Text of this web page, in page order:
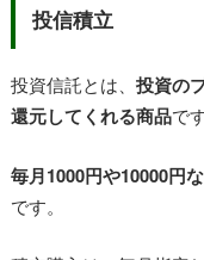
投信積立
投資信託とは、 投資の
還元してくれる商品です
毎月1000円や10000円
です。